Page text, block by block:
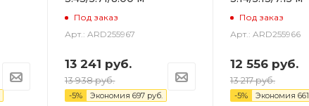
Под заказ
Арт.: ARD255967
13 241 руб.
13 938руб.
-5% Экономия 697 руб.
Под заказ
Арт.: ARD255966
12 556 руб.
13 217руб.
-5% Экономия 661